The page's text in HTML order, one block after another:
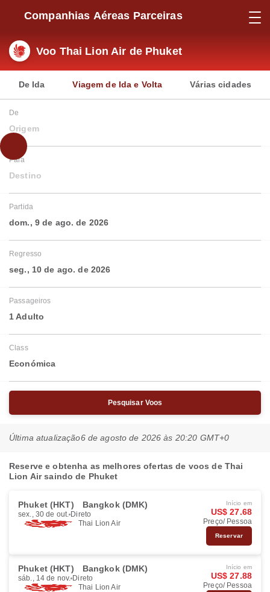
Companhias Aéreas Parceiras
Voo Thai Lion Air de Phuket
De Ida Viagem de Ida e Volta Várias cidades
De
Origem
Para
Destino
Partida
dom., 9 de ago. de 2026
Regresso
seg., 10 de ago. de 2026
Passageiros
1 Adulto
Class
Económica
Pesquisar Voos
Última atualização6 de agosto de 2026 às 20:20 GMT+0
Reserve e obtenha as melhores ofertas de voos de Thai
Lion Air saindo de Phuket
Phuket (HKT) Bangkok (DMK)
sex., 30 de out. Direto
Thai Lion Air
Início em
US$ 27.68
Preço/ Pessoa
Reservar
Phuket (HKT) Bangkok (DMK)
sáb., 14 de nov. Direto
Thai Lion Air
Início em
US$ 27.88
Preço/ Pessoa